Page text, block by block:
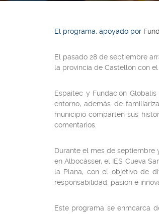
El programa, apoyado por
El pasado 28 de septiembre
la provincia de Castellón con
Espaitec y Fundación
entorno, además de
municipio comparten sus
comentarios.
Durante el mes de septiembre
en Albocàsser, el IES Cueva
la Plana, con el objetivo de
responsabilidad, pasión e
Este programa se enmcarca